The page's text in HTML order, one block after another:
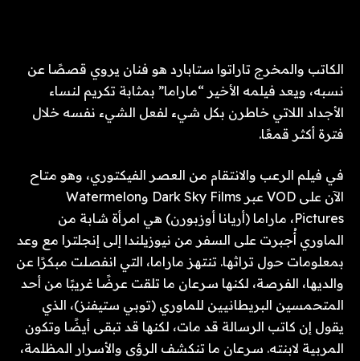
الكاتب والمخرج تاراتوا ستابارد هو فنان يروي قصصًا عن
نسبه، ويعد فيلمه الأخير “ماراما” بمثابة تكريم لنساء
الأجداد اللاتي خاطرن بكل شيء لفعل الشيء نفسه خلال
فترة أكثر قمعًا.
في فيلم الرعب والانتقام من العصر الفيكتوري، وهو متاح
الآن على VOD عبر Dark Sky Films وWatermelon
Pictures، ماراما (أريانا أوزبورن) هي امرأة شابة من
الماوري أُجبرت على السفر من نيوزيلندا إلى إنجلترا مع وعد
بمعلومات حول تراثها. تنتهز ماراما، التي انفصلت مبكرًا عن
والديها، الفرصة، لكنها سرعان ما تلقت عرضًا غريبًا من أحد
المتحمسين البريطانيين للماوري (توبي ستيفنز)، الذي
يقول إن كاتب الرسالة قد مات، لكنها قد تبقى أيضًا وتكون
المربية لابنته. سرعان ما تنكشف الرؤى والأسرار المظلمة،